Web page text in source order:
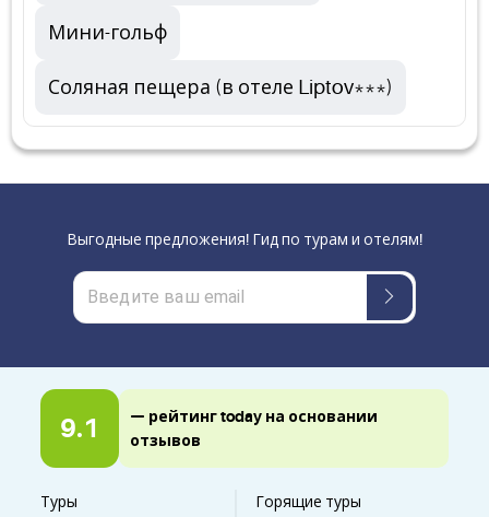
Мини-гольф
Соляная пещера (в отеле Liptov***)
9.1
— рейтинг today на основании
отзывов
Туры Горящие туры
Выгодные предложения! Гид по турам и отелям!